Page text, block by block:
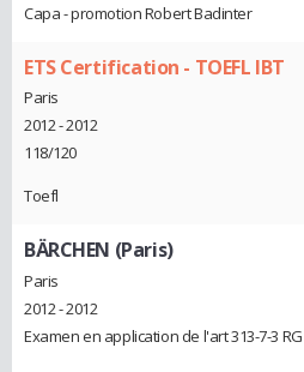
Capa - promotion Robert Badinter
ETS Certification - TOEFL IBT
Paris
2012 - 2012
118/120
Toefl
BÄRCHEN (Paris)
Paris
2012 - 2012
Examen en application de l'art 313-7-3 RG